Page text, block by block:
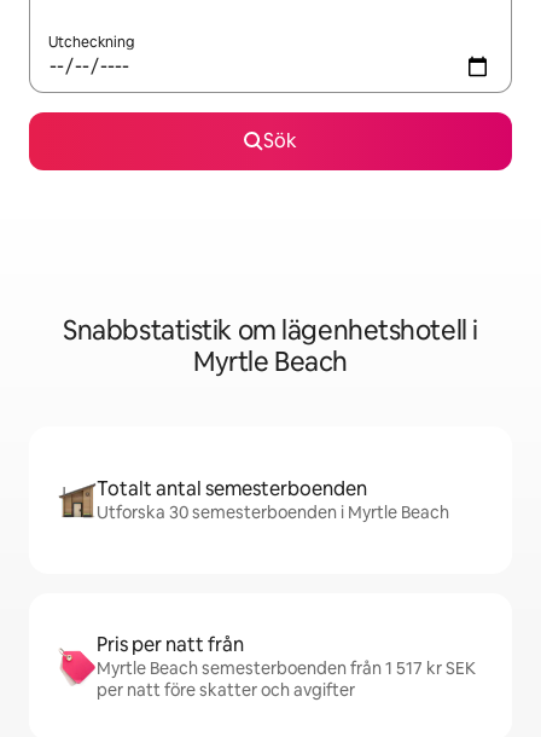
Utcheckning
Sök
Snabbstatistik om lägenhetshotell i
Myrtle Beach
Totalt antal semesterboenden
Utforska 30 semesterboenden i Myrtle Beach
Pris per natt från
Myrtle Beach semesterboenden från 1 517 kr SEK
per natt före skatter och avgifter